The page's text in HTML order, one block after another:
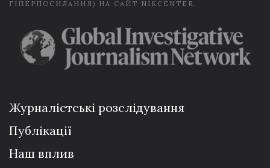
ГІПЕРПОСИЛАННЯ) НА САЙТ NIKCENTER.
Журналістські розслідування
Публікації
Наш вплив